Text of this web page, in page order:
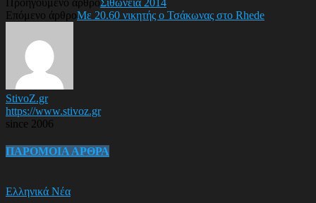
Επόμενο άρθροΜε 20.60 νικητής ο Τσάκωνας στο Rhede
StivoZ.gr
https://www.stivoz.gr
since 2006
ΠΑΡΟΜΟΙΑ ΑΡΘΡΑ
Ελληνικά Νέα